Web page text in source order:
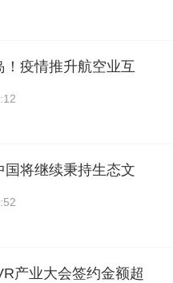
疫情推升航空业互
将继续秉持生态文
产业大会签约金额超